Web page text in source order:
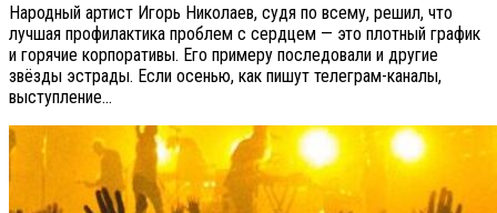
Народный артист Игорь Николаев, судя по всему, решил, что
лучшая профилактика проблем с сердцем — это плотный график
и горячие корпоративы. Его примеру последовали и другие
звёзды эстрады. Если осенью, как пишут телеграм-каналы,
выступление...